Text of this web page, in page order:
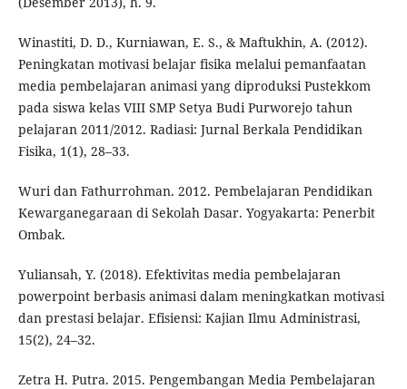
Winastiti, D. D., Kurniawan, E. S., & Maftukhin, A. (2012).
Peningkatan motivasi belajar fisika melalui pemanfaatan
media pembelajaran animasi yang diproduksi Pustekkom
pada siswa kelas VIII SMP Setya Budi Purworejo tahun
pelajaran 2011/2012. Radiasi: Jurnal Berkala Pendidikan
Fisika, 1(1), 28–33.
Wuri dan Fathurrohman. 2012. Pembelajaran Pendidikan
Kewarganegaraan di Sekolah Dasar. Yogyakarta: Penerbit
Ombak.
Yuliansah, Y. (2018). Efektivitas media pembelajaran
powerpoint berbasis animasi dalam meningkatkan motivasi
dan prestasi belajar. Efisiensi: Kajian Ilmu Administrasi,
15(2), 24–32.
Zetra H. Putra. 2015. Pengembangan Media Pembelajaran